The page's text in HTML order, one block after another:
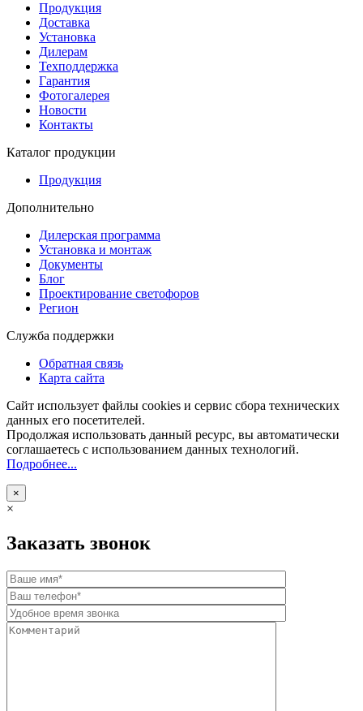
Продукция
Доставка
Установка
Дилерам
Техподдержка
Гарантия
Фотогалерея
Новости
Контакты
Каталог продукции
Продукция
Дополнительно
Дилерская программа
Установка и монтаж
Документы
Блог
Проектирование светофоров
Регион
Служба поддержки
Обратная связь
Карта сайта
Сайт использует файлы cookies и сервис сбора технических
данных его посетителей.
Продолжая использовать данный ресурс, вы автоматически
соглашаетесь с использованием данных технологий.
Подробнее...
×
×
Заказать звонок